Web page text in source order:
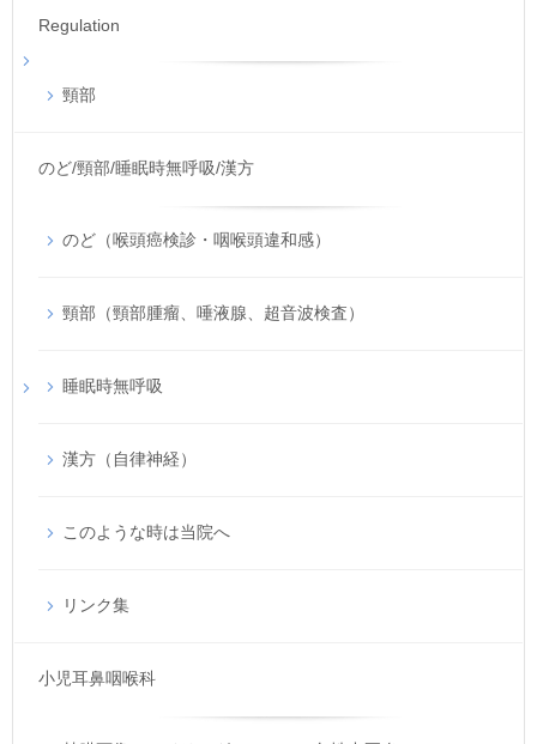
Regulation
頸部
のど/頸部/睡眠時無呼吸/漢方
のど（喉頭癌検診・咽喉頭違和感）
頸部（頸部腫瘤、唾液腺、超音波検査）
睡眠時無呼吸
漢方（自律神経）
このような時は当院へ
リンク集
小児耳鼻咽喉科